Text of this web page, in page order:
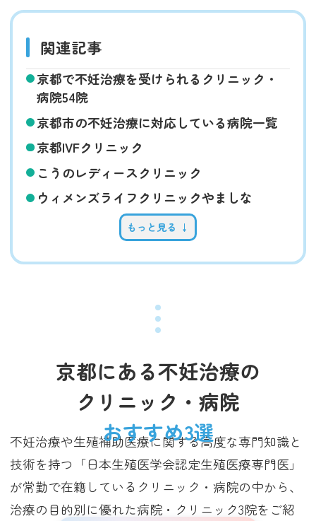
関連記事
京都で不妊治療を受けられるクリニック・
病院54院
京都市の不妊治療に対応している病院一覧
京都IVFクリニック
こうのレディースクリニック
ウィメンズライフクリニックやましな
もっと見る ↓
京都にある不妊治療の
クリニック・病院
おすすめ3選
不妊治療や生殖補助医療に関する高度な専門知識と
技術を持つ「日本生殖医学会認定生殖医療専門医」
が常勤で在籍しているクリニック・病院の中から、
治療の目的別に優れた病院・クリニック3院をご紹